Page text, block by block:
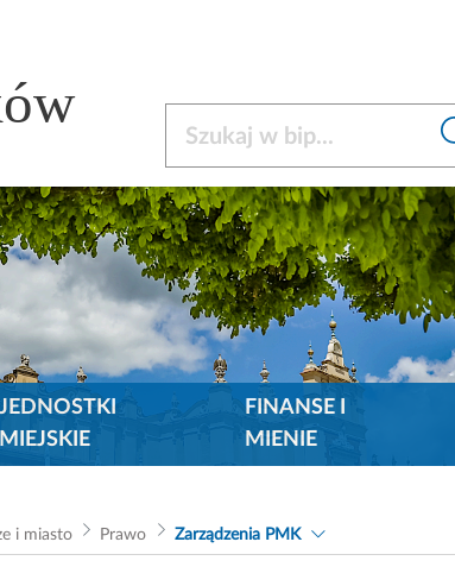
JEDNOSTKI
MIEJSKIE
FINANSE I
MIENIE
i miasto Prawo Zarządzenia PMK